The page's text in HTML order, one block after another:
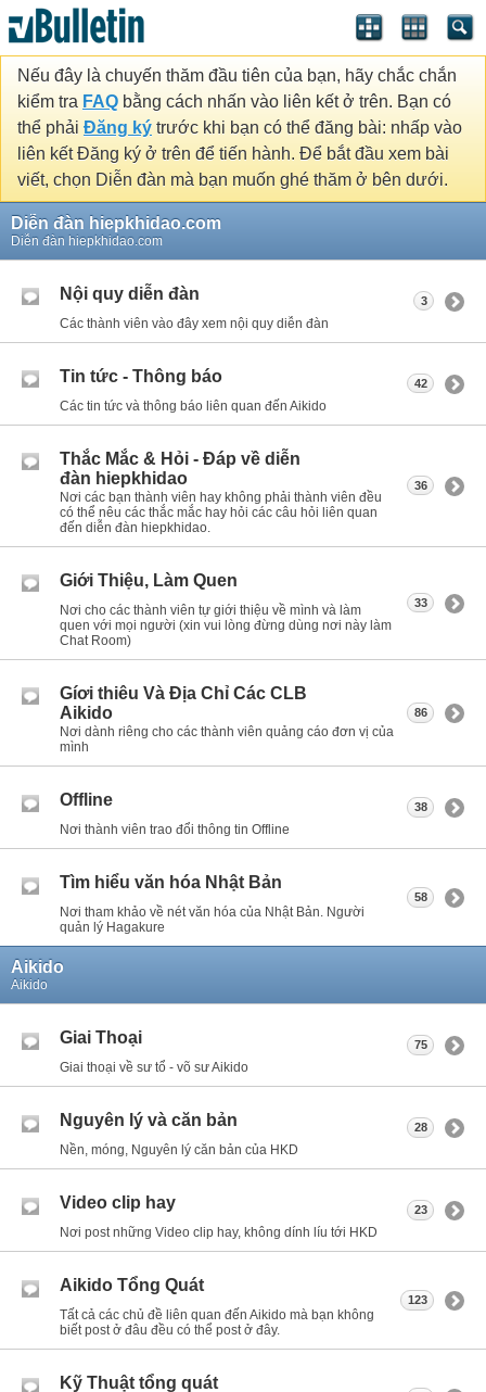
Nếu đây là chuyến thăm đầu tiên của bạn, hãy chắc chắn
kiểm tra FAQ bằng cách nhấn vào liên kết ở trên. Bạn có
thể phải Đăng ký trước khi bạn có thể đăng bài: nhấp vào
liên kết Đăng ký ở trên để tiến hành. Để bắt đầu xem bài
viết, chọn Diễn đàn mà bạn muốn ghé thăm ở bên dưới.
Diễn đàn hiepkhidao.com
Diễn đàn hiepkhidao.com
Nội quy diễn đàn
Các thành viên vào đây xem nội quy diễn đàn
3
Tin tức - Thông báo
Các tin tức và thông báo liên quan đến Aikido
42
Thắc Mắc & Hỏi - Đáp về diễn
đàn hiepkhidao
Nơi các bạn thành viên hay không phải thành viên đều
có thể nêu các thắc mắc hay hỏi các câu hỏi liên quan
đến diễn đàn hiepkhidao.
36
Giới Thiệu, Làm Quen
Nơi cho các thành viên tự giới thiệu về mình và làm
quen với mọi người (xin vui lòng đừng dùng nơi này làm
Chat Room)
33
Gíơi thiêu Và Địa Chỉ Các CLB
Aikido
Nơi dành riêng cho các thành viên quảng cáo đơn vị của
mình
86
Offline
Nơi thành viên trao đổi thông tin Offline
38
Tìm hiểu văn hóa Nhật Bản
Nơi tham khảo về nét văn hóa của Nhật Bản. Người
quản lý Hagakure
58
Aikido
Aikido
Giai Thoại
Giai thoại về sư tổ - võ sư Aikido
75
Nguyên lý và căn bản
Nền, móng, Nguyên lý căn bản của HKD
28
Video clip hay
Nơi post những Video clip hay, không dính líu tới HKD
23
Aikido Tổng Quát
Tất cả các chủ đề liên quan đến Aikido mà bạn không
biết post ở đâu đều có thể post ở đây.
123
Kỹ Thuật tổng quát